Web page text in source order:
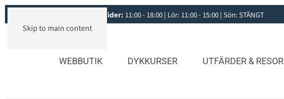
Skip to main content
Öppettider: 11:00 - 18:00 | Lör: 11:00 - 15:00 | Sön: STÄNGT
WEBBUTIK DYKKURSER UTFÄRDER & RESOR